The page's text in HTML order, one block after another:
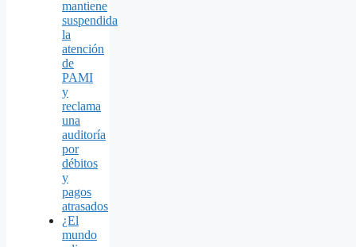
mantiene
suspendida
la
atención
de
PAMI
y
reclama
una
auditoría
por
débitos
y
pagos
atrasados
¿El
mundo